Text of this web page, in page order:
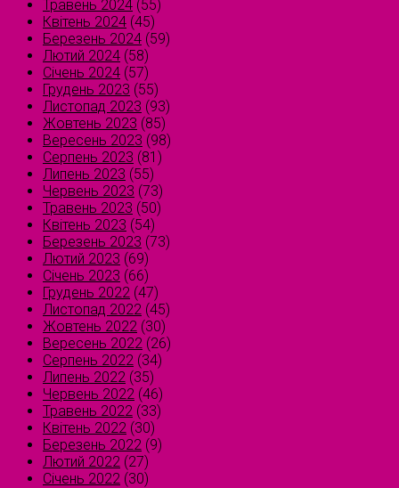
Травень 2024 (55)
Квітень 2024 (45)
Березень 2024 (59)
Лютий 2024 (58)
Січень 2024 (57)
Грудень 2023 (55)
Листопад 2023 (93)
Жовтень 2023 (85)
Вересень 2023 (98)
Серпень 2023 (81)
Липень 2023 (55)
Червень 2023 (73)
Травень 2023 (50)
Квітень 2023 (54)
Березень 2023 (73)
Лютий 2023 (69)
Січень 2023 (66)
Грудень 2022 (47)
Листопад 2022 (45)
Жовтень 2022 (30)
Вересень 2022 (26)
Серпень 2022 (34)
Липень 2022 (35)
Червень 2022 (46)
Травень 2022 (33)
Квітень 2022 (30)
Березень 2022 (9)
Лютий 2022 (27)
Січень 2022 (30)